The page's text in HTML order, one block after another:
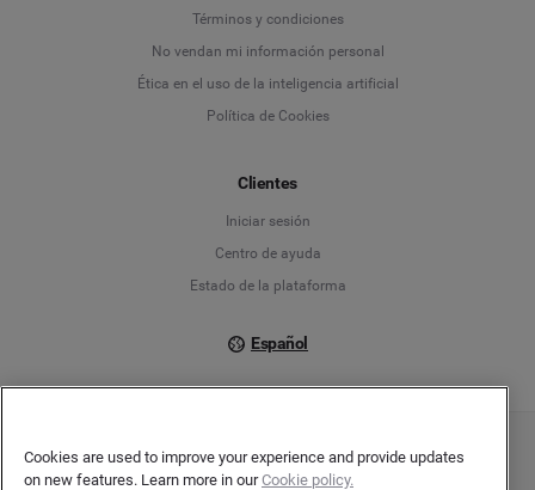
Términos y condiciones
No vendan mi información personal
Ética en el uso de la inteligencia artificial
Política de Cookies
Clientes
Iniciar sesión
Centro de ayuda
Estado de la plataforma
Español
Copyright © 2026 Brandwatch. Todos los derechos reservados. Cision Group Ltd, 7th
Floor, 5 Churchill Place, Canary Wharf, London, E14 5HU
Cookies are used to improve your experience and provide updates
on new features. Learn more in ourCookie policy.